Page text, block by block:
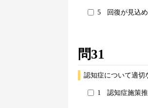
5 回復が見込
問31
認知症について適切
1 認知症施策